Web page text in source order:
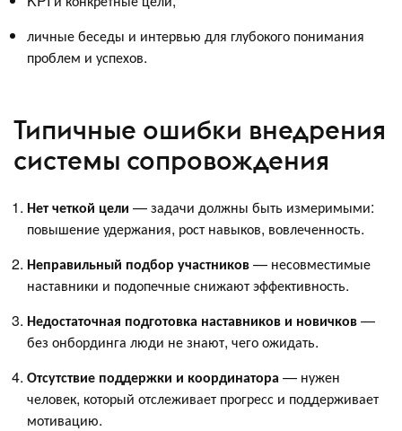
личные беседы и интервью для глубокого понимания
проблем и успехов.
Типичные ошибки внедрения
системы сопровождения
Нет четкой цели — задачи должны быть измеримыми:
повышение удержания, рост навыков, вовлеченность.
Неправильный подбор участников— несовместимые
наставники и подопечные снижают эффективность.
Недостаточная подготовка наставников и новичков—
без онбординга люди не знают, чего ожидать.
Отсутствие поддержки и координатора — нужен
человек, который отслеживает прогресс и поддерживает
мотивацию.